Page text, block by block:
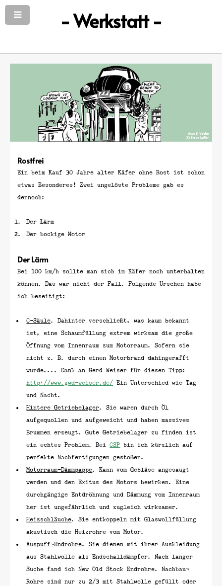
- Werkstatt -
Rostfrei
Ein beim Kauf 30 Jahre alter Käfer ohne Rost ist schon
etwas Besonderes! Zwei ungelöste Probleme gab es
dennoch:
Der Lärm
Der bockige Motor
Der Lärm
Bei 100 km/h sollte man sich im Käfer noch unterhalten
können. Das war nicht der Fall. Folgende Urschen habe
ich beseitigt:
C-Säule. Dahinter verschließt, was kaum bekannt
ist, eine Schaumfüllung extrem wirksam die große
Öffnung vom Innenraum zum Motorraum. Sofern sie
nicht z. B. durch einen Motorbrand dahingerafft
wurde.... Dank an Gerd Weiser für diesen Tipp:
http://www.gwd-weiser.de/ Ein Unterschied wie Tag
und Nacht.
Hintere Getriebelager. Sie waren durch Öl
aufgequollen und aufgeweicht und haben massives
Brummen erzeugt. Gute Getriebelager zu finden ist
ein echtes Problem. BeiCSP bin ich kürzlich auf
perfekte Nachfertigungen gestoßen.
Motorraum-Dämmpappe. Kann vom Gebläse angesaugt
werden und den Exitus des Motors bewirken. Eine
durchgängige Entdröhnung und Dämmung vom Innenraum
her ist ungefährlich und zugleich wirksamer.
Heizschläuche. Sie entkoppeln mit Glaswollfüllung
akustisch die Heizrohre vom Motor.
Auspuff-Endrohre. Sie dienen mit ihrer Auskleidung
aus Stahlwolle als Endschalldämpfer. Nach langer
Suche fand ich New Old Stock Endrohre. Nachbau-
Rohre sind nur zu 2/3 mit Stahlwolle gefüllt oder